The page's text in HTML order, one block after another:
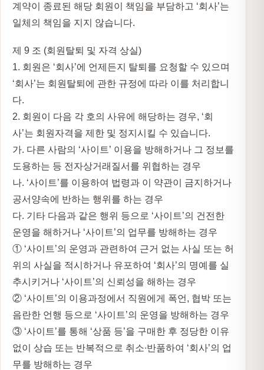
계약이 종료된 해당 회원이 책임을 부담하고 ‘회사’는
일체의 책임을 지지 않습니다.
제 9 조 (회원탈퇴 및 자격 상실)
1. 회원은 ‘회사’에 언제든지 탈퇴를 요청할 수 있으며
‘회사’는 회원탈퇴에 관한 규정에 따라 이를 처리합니
다.
2. 회원이 다음 각 호의 사유에 해당하는 경우, ‘회
사’는 회원자격을 제한 및 정지시킬 수 있습니다.
가. 다른 사람의 ‘사이트’ 이용을 방해하거나 그 정보를
도용하는 등 전자상거래질서를 위협하는 경우
나. ‘사이트’를 이용하여 법령과 이 약관이 금지하거나
공서양속에 반하는 행위를 하는 경우
다. 기타 다음과 같은 행위 등으로 ‘사이트’의 건전한
운영을 해하거나 ‘사이트’의 업무를 방해하는 경우
① ‘사이트’의 운영과 관련하여 근거 없는 사실 또는 허
위의 사실을 적시하거나 유포하여 ‘회사’의 명예를 실
추시키거나 ‘사이트’의 신뢰성을 해하는 경우
② ‘사이트’의 이용과정에서 직원에게 폭언, 협박 또는
음란한 언행 등으로 ‘사이트’의 운영을 방해하는 경우
③ ‘사이트’를 통해 ‘상품 등’을 구매한 후 정당한 이유
없이 상습 또는 반복적으로 취소∙반품하여 ‘회사’의 업
무를 방해하는 경우